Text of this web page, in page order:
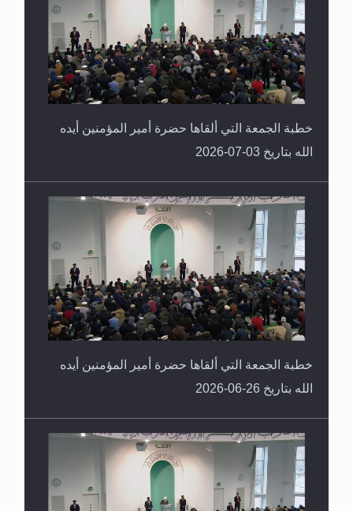
خطبة الجمعة التي ألقاها حضرة أمير المؤمنين أيده
الله بتاريخ 03-07-2026
خطبة الجمعة التي ألقاها حضرة أمير المؤمنين أيده
الله بتاريخ 26-06-2026